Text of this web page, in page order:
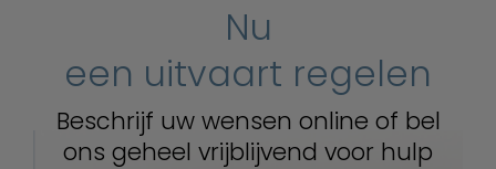
Nu
een uitvaart regelen
Beschrijf uw wensen online of bel
ons geheel vrijblijvend voor hulp